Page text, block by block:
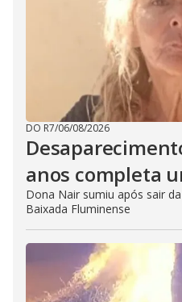
DO R7/06/08/2026
anos completa
Dona Nair sumiu após sair
Baixada Fluminense